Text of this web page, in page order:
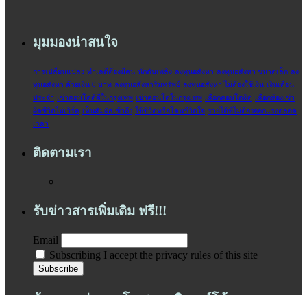
มุมมองน่าสนใจ
การเปลี่ยนแปลง ทำเลดีต้องมีคน นักดับเพลิง ลงทุนอสังหา ลงทุนอสังหา ขนาดเล็ก ลง
ทุนอสังหา ด้วยเงิน 0 บาท ลงทุนอสังหาริมทรัพย์ ลงทุนอสังหา ไม่ต้องใช้เงิน เงินเดือน
ประจำ‬ เช่าคอนโดดีดีในกรุงเทพ เช่าคอนโดในกรุงเทพ เลือกคอนโดผิด เลือกห้องเช่า
ผิดชีวิตไม่เวิร์ค เห็นสัมผัสเข้าถึง ใช้ชีวิตหรือโดนชีวิตใจ ‎รายได้ที่ไม่ต้องออกแรงตลอด
เวลา‬
ติดตามเรา
รับข่าวสารเพิ่มเติม ฟรี!!!
Email
Subscribing I accept the privacy rules of this site